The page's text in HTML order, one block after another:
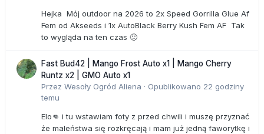
Hejka Mój outdoor na 2026 to 2x Speed Gorrilla Glue Af
Fem od Akseeds i 1x AutoBlack Berry Kush Fem AF Tak
to wygląda na ten czas 🙂
Fast Bud42 | Mango Frost Auto x1 | Mango Cherry
Runtz x2 | GMO Auto x1
Przez Wesoły Ogród Aliena · Opublikowano 22 godziny
temu
Elo👊 i tu wstawiam foty z przed chwili i muszę przyznać
że maleństwa się rozkręcają i mam już jedną faworytkę i